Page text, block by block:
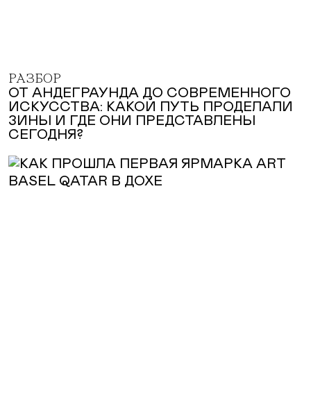
РАЗБОР
ОТ АНДЕГРАУНДА ДО СОВРЕМЕННОГО
ИСКУССТВА: КАКОЙ ПУТЬ ПРОДЕЛАЛИ
ЗИНЫ И ГДЕ ОНИ ПРЕДСТАВЛЕНЫ
СЕГОДНЯ?